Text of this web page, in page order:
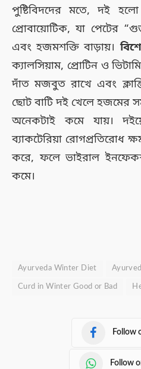
পুষ্টিবিদদের মতে, দই
প্রোবায়োটিক, যা পেটের
এবং হজমশক্তি বাড়ায়।
ক্যালসিয়াম, প্রোটিন ও
দাঁত মজবুত রাখে এবং
ছোট বাটি দই খেলে হজমের
অনেকটাই কমে যায়।
ব্যাকটেরিয়া রোগপ্রতিরোধ
করে, ফলে ভাইরাল
কমে।
Ayurveda Winter Diet
Curd in Winter Good or Bad
Follow
Follow